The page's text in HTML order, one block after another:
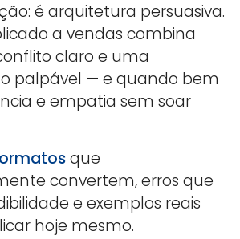
é arquitetura persuasiva.
a vendas combina
claro e uma
palpável — e quando bem
e empatia sem soar
que
convertem, erros que
e exemplos reais
hoje mesmo.